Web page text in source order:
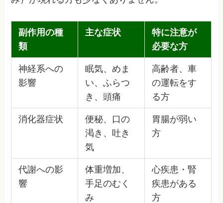
副作用の種
類
主な症状
特に注意が
必要な方
神経系への
影響
眠気、めま
い、ふらつ
き、頭痛
高齢者、車
の運転をす
る方
消化器症状
便秘、口の
渇き、吐き
気
胃腸が弱い
方
代謝への影
響
体重増加、
手足のむく
み
心疾患・腎
疾患がある
方